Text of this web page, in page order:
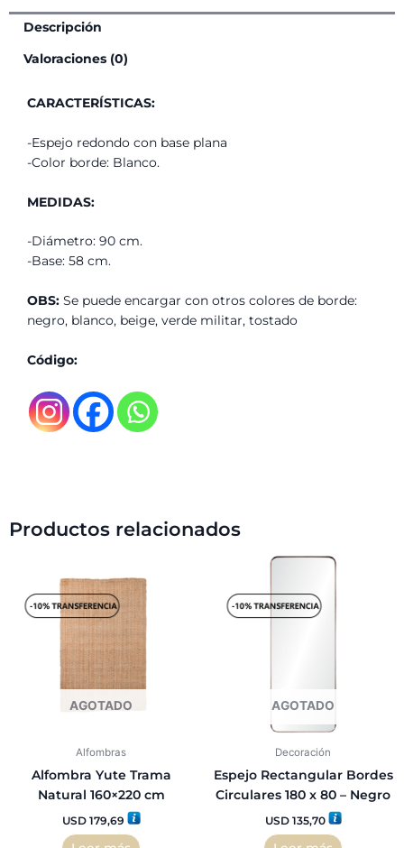
Descripción
Valoraciones (0)
CARACTERÍSTICAS:
-Espejo redondo con base plana
-Color borde: Blanco.
MEDIDAS:
-Diámetro: 90 cm.
-Base: 58 cm.
OBS: Se puede encargar con otros colores de borde:
negro, blanco, beige, verde militar, tostado
Código:
Productos relacionados
AGOTADO
Alfombras
Alfombra Yute Trama
Natural 160×220 cm
USD179,69
AGOTADO
Decoración
Espejo Rectangular Bordes
Circulares 180 x 80 – Negro
USD135,70